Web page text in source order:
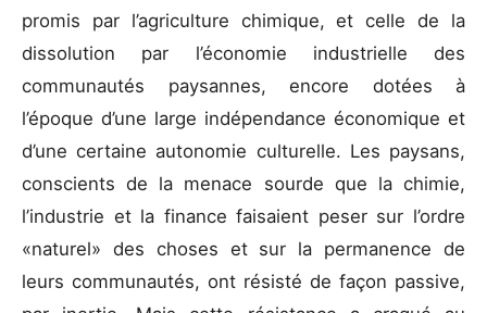
promis par l’agriculture chimique, et celle de la
dissolution par l’économie industrielle des
communautés paysannes, encore dotées à
l’époque d’une large indépendance économique et
d’une certaine autonomie culturelle. Les paysans,
conscients de la menace sourde que la chimie,
l’industrie et la finance faisaient peser sur l’ordre
«naturel» des choses et sur la permanence de
leurs communautés, ont résisté de façon passive,